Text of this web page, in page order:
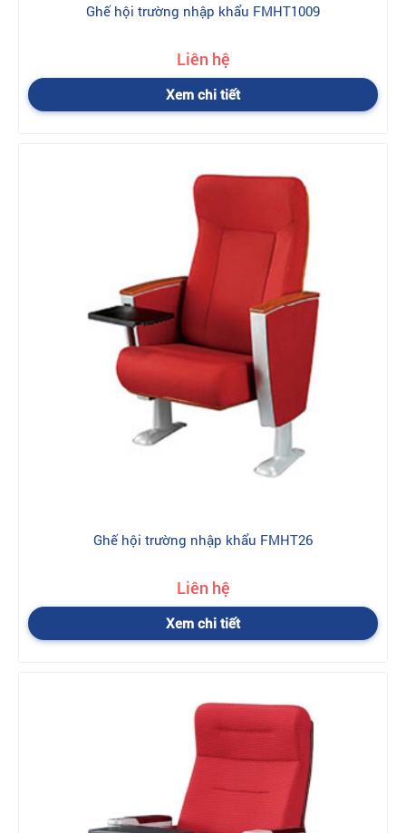
Ghế hội trường nhập khẩu FMHT1009
Liên hệ
Xem chi tiết
Ghế hội trường nhập khẩu FMHT26
Liên hệ
Xem chi tiết